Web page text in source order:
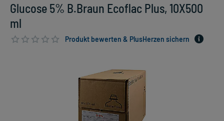
Glucose 5% B.Braun Ecoflac Plus, 10X500
ml
Produkt bewerten & PlusHerzen sichern